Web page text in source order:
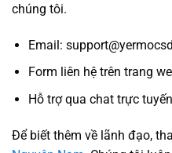
chúng tôi.
Email:
Form liên hệ trên trang
Hỗ trợ qua chat trực
Để biết thêm về lãnh đạo,